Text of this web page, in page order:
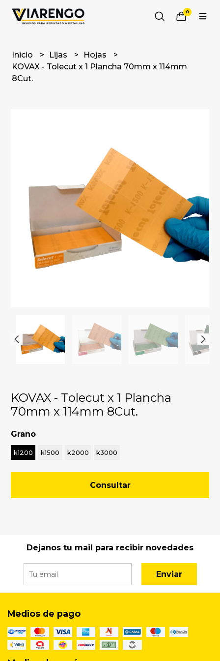
0
Inicio Lijas
Hojas
KOVAX - Tolecut x 1 Plancha 70mm x 114mm
8Cut.
KOVAX - Tolecut x 1 Plancha
70mm x 114mm 8Cut.
Grano
k1200 k1500 k2000 k3000
Consultar
Dejanos tu mail para recibir novedades
Enviar
Medios de pago